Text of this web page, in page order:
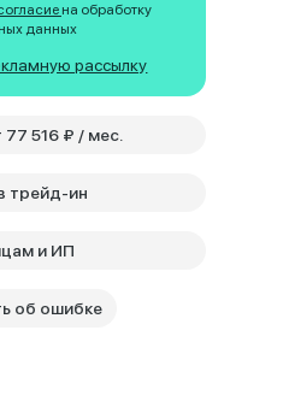
на обработку
данных
рассылку
от 77 516 ₽ / мес.
трейд-ин
и ИП
об ошибке